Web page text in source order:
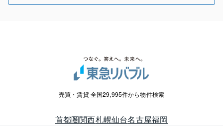
売買・賃貸 全国29,995件から物件検索
首都圏関西札幌仙台名古屋福岡